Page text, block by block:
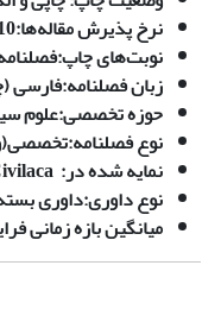
نرخ پذیرش مقاله‌ها:
نوبت‌های چاپ:
زبان فصلنامه:فارسی
حوزه تخصصی:علوم
نوع فصلنامه:
نمایه شده در:
نوع داوری:داوری بسته و حداقل
میانگین بازه زمانی